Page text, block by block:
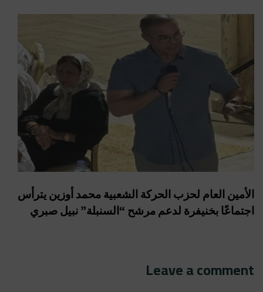
الأمين العام لحزب الحركة الشعبية محمد أوزين يترأس
اجتماعًا بخنيفرة لدعم مرشح “السنبلة” نبيل صبري
Leave a comment